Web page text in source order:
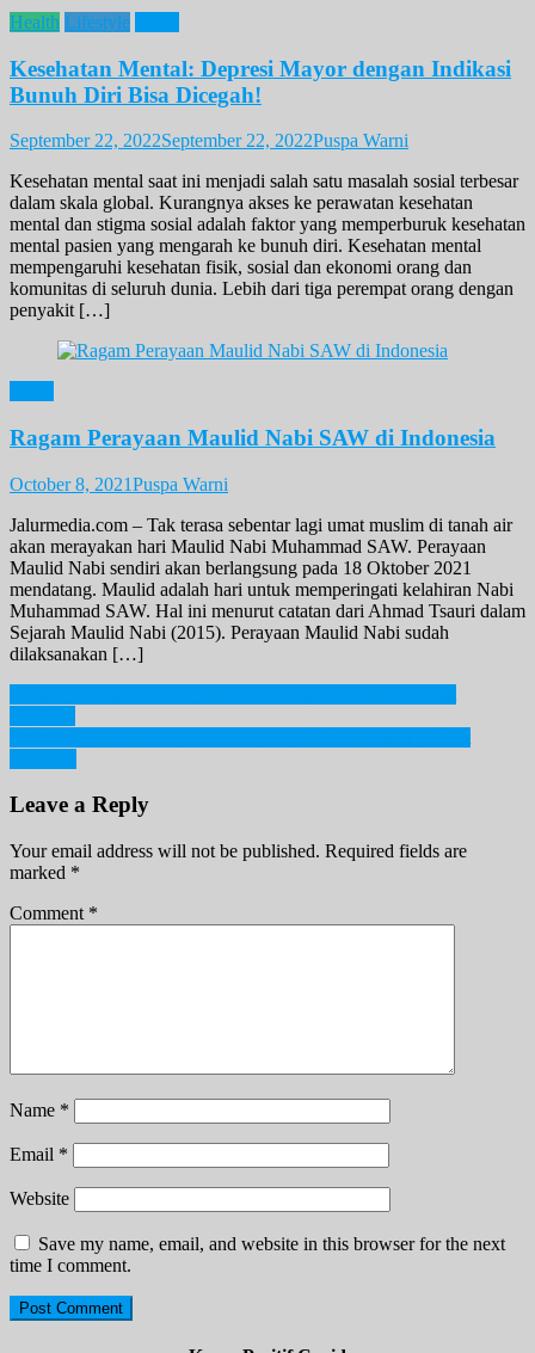
Health Lifestyle
Kesehatan Mental: Depresi Mayor dengan Indikasi
Bunuh Diri Bisa Dicegah!
September 22, 2022September 22, 2022Puspa Warni
Kesehatan mental saat ini menjadi salah satu masalah sosial terbesar
dalam skala global. Kurangnya akses ke perawatan kesehatan
mental dan stigma sosial adalah faktor yang memperburuk kesehatan
mental pasien yang mengarah ke bunuh diri. Kesehatan mental
mempengaruhi kesehatan fisik, sosial dan ekonomi orang dan
komunitas di seluruh dunia. Lebih dari tiga perempat orang dengan
penyakit […]
Ragam Perayaan Maulid Nabi SAW di Indonesia
October 8, 2021Puspa Warni
Jalurmedia.com – Tak terasa sebentar lagi umat muslim di tanah air
akan merayakan hari Maulid Nabi Muhammad SAW. Perayaan
Maulid Nabi sendiri akan berlangsung pada 18 Oktober 2021
mendatang. Maulid adalah hari untuk memperingati kelahiran Nabi
Muhammad SAW. Hal ini menurut catatan dari Ahmad Tsauri dalam
Sejarah Maulid Nabi (2015). Perayaan Maulid Nabi sudah
dilaksanakan […]
Post
navigation
Leave a Reply
Your email address will not be published. Required fields are
marked *
Comment *
Name *
Email *
Website
Save my name, email, and website in this browser for the next
time I comment.